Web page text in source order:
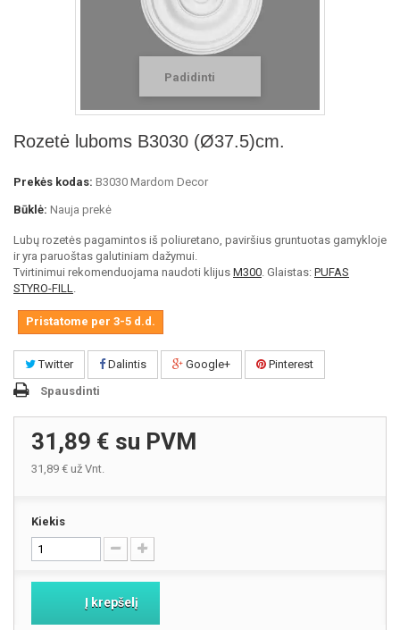
Padidinti
Rozetė luboms B3030 (Ø37.5)cm.
Prekės kodas: B3030 Mardom Decor
Būklė: Nauja prekė
Lubų rozetės pagamintos iš poliuretano, paviršius gruntuotas gamykloje
ir yra paruoštas galutiniam dažymui.
Tvirtinimui rekomenduojama naudoti klijus M300. Glaistas: PUFAS
STYRO-FILL.
Pristatome per 3-5 d.d.
Twitter Dalintis Google+
Pinterest
Spausdinti
31,89 € su PVM
31,89 € už Vnt.
Kiekis
Į krepšelį